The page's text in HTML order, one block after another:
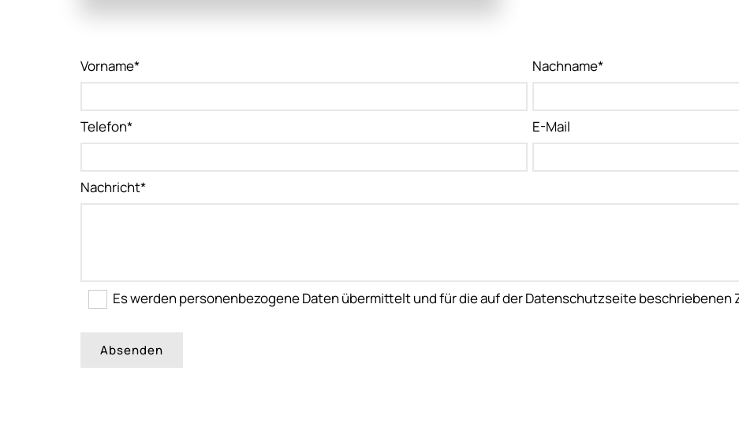
Vorname* Nachname*
Telefon* E-Mail
Nachricht*
Es werden personenbezogene Daten übermittelt und für die auf der Datenschutzseite beschriebenen